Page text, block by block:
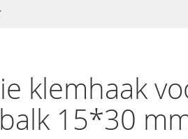
klemhaak
15*30